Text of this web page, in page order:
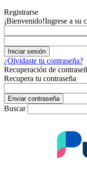
Registrarse
¡Bienvenido!Ingrese a su
¿Olvidaste tu contraseña?
Recuperación de
Recupera tu contraseña
Buscar